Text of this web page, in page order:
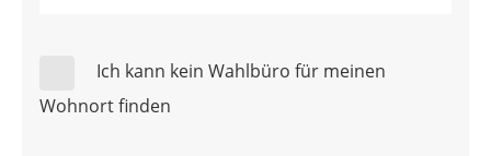
Ich kann kein Wahlbüro für meinen
Wohnort finden